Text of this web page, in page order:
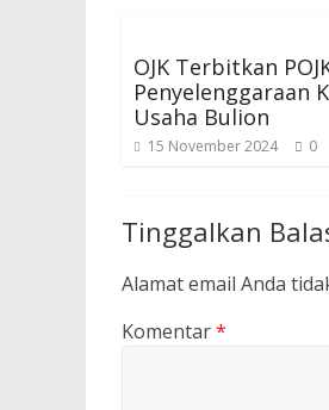
OJK Terbitkan
Penyelenggaraan
Usaha Bulion
15 November 2024 0
Tinggalkan
Alamat email Anda
Komentar*